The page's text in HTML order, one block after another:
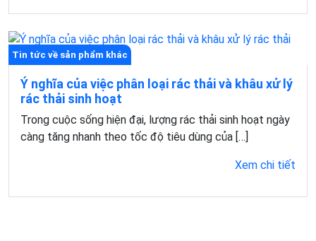
Tin tức về sản phẩm khác
Ý nghĩa của việc phân loại rác thải và khâu xử lý
rác thải sinh hoạt
Trong cuộc sống hiện đại, lượng rác thải sinh hoạt ngày
càng tăng nhanh theo tốc độ tiêu dùng của […]
Xem chi tiết